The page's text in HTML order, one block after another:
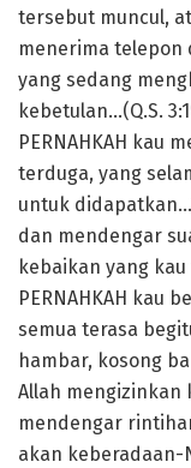
tersebut muncul,
menerima telepon
yang sedang
kebetulan…(Q.S.
PERNAHKAH kau
terduga, yang
untuk
dan mendengar
kebaikan yang
PERNAHKAH kau
semua terasa
hambar, kosong
Allah mengizinkan
mendengar
akan keberadaan-